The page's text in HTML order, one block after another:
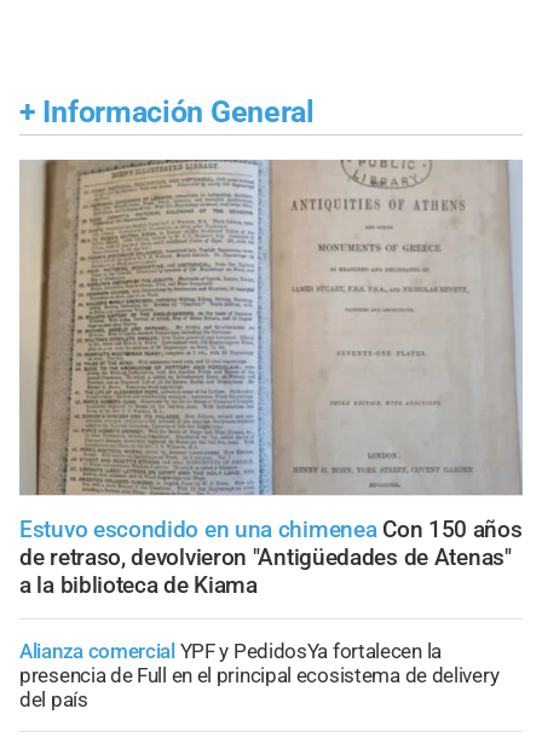
+ Información General
Estuvo escondido en una chimenea Con 150 años
de retraso, devolvieron "Antigüedades de Atenas"
a la biblioteca de Kiama
Alianza comercial YPF y PedidosYa fortalecen la
presencia de Full en el principal ecosistema de delivery
del país